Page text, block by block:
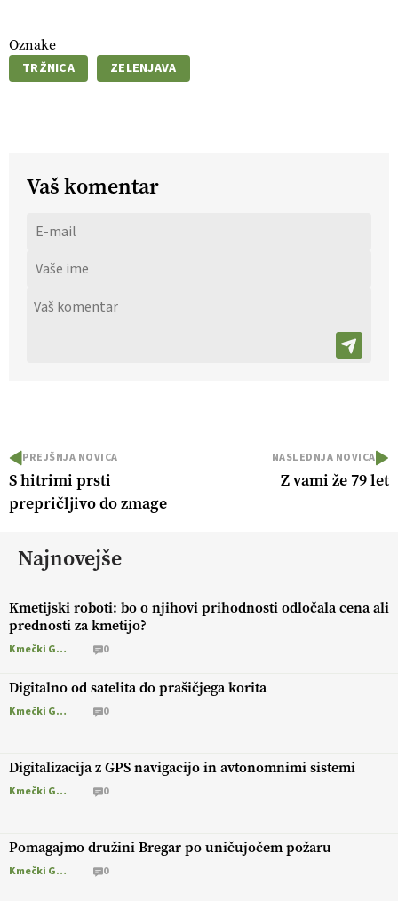
Oznake
TRŽNICA ZELENJAVA
Vaš komentar
PREJŠNJA NOVICA
S hitrimi prsti
prepričljivo do zmage
NASLEDNJA NOVICA
Z vami že 79 let
Najnovejše
Kmetijski roboti: bo o njihovi prihodnosti odločala cena ali
prednosti za kmetijo?
Kmečki Glas 0
Digitalno od satelita do prašičjega korita
Kmečki Glas 0
Digitalizacija z GPS navigacijo in avtonomnimi sistemi
Kmečki Glas 0
Pomagajmo družini Bregar po uničujočem požaru
Kmečki Glas 0